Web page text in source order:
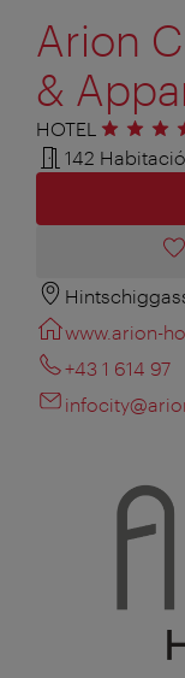
Arion
&
HOTEL 4
142
www.arion-
+43 1 614 97